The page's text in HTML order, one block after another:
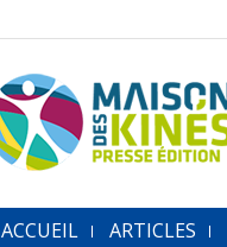
ACCUEIL ARTICLES